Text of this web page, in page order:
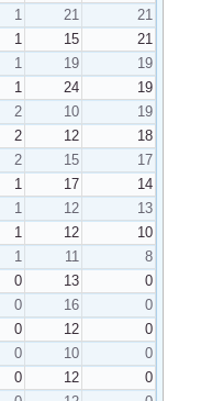
1 21
21
1 15
21
1 19
19
1 24
19
2 10
19
2 12
18
2 15
17
1 17
14
1 12
13
1 12
10
1 11
8
0 13
0
0 16
0
0 12
0
0 10
0
0 12
0